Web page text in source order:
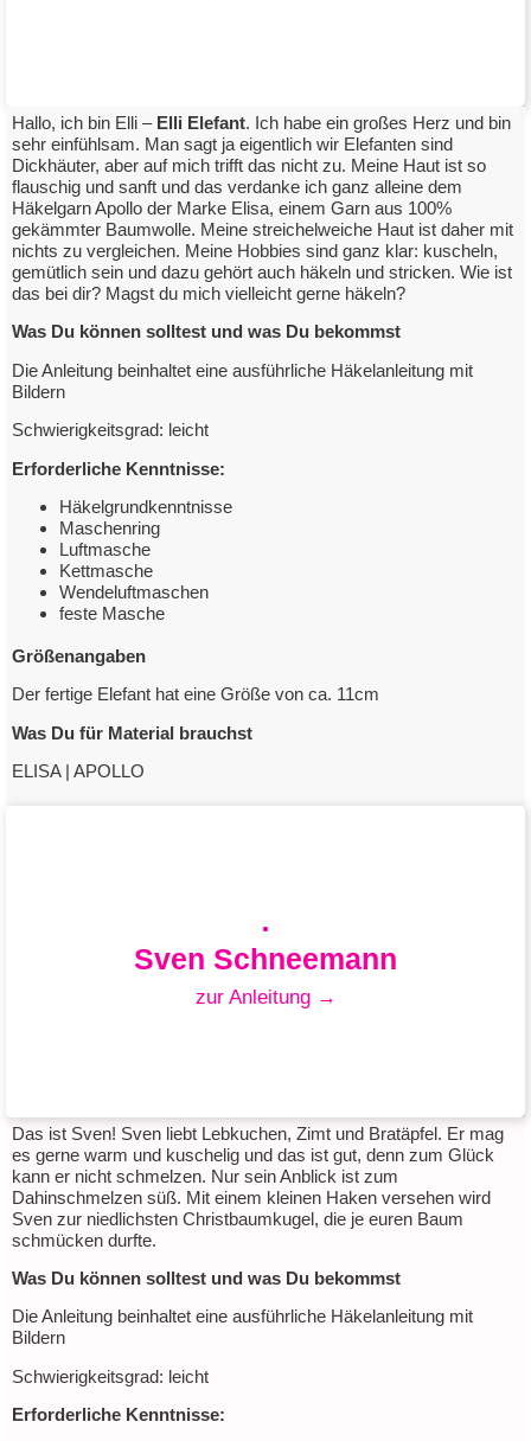
Elli Elefant
mit Elisa Apollo
Hallo, ich bin Elli – Elli Elefant. Ich habe ein großes Herz und bin
sehr einfühlsam. Man sagt ja eigentlich wir Elefanten sind
Dickhäuter, aber auf mich trifft das nicht zu. Meine Haut ist so
flauschig und sanft und das verdanke ich ganz alleine dem
Häkelgarn Apollo der Marke Elisa, einem Garn aus 100%
gekämmter Baumwolle. Meine streichelweiche Haut ist daher mit
nichts zu vergleichen. Meine Hobbies sind ganz klar: kuscheln,
gemütlich sein und dazu gehört auch häkeln und stricken. Wie ist
das bei dir? Magst du mich vielleicht gerne häkeln?
Was Du können solltest und was Du bekommst
Die Anleitung beinhaltet eine ausführliche Häkelanleitung mit
Bildern
Schwierigkeitsgrad: leicht
Erforderliche Kenntnisse:
Häkelgrundkenntnisse
Maschenring
Luftmasche
Kettmasche
Wendeluftmaschen
feste Masche
Größenangaben
Der fertige Elefant hat eine Größe von ca. 11cm
Was Du für Material brauchst
ELISA | APOLLO
Sven Schneemann
zur Anleitung →
Sven Schneemann
zum Downloadlink
Das ist Sven! Sven liebt Lebkuchen, Zimt und Bratäpfel. Er mag
es gerne warm und kuschelig und das ist gut, denn zum Glück
kann er nicht schmelzen. Nur sein Anblick ist zum
Dahinschmelzen süß. Mit einem kleinen Haken versehen wird
Sven zur niedlichsten Christbaumkugel, die je euren Baum
schmücken durfte.
Was Du können solltest und was Du bekommst
Die Anleitung beinhaltet eine ausführliche Häkelanleitung mit
Bildern
Schwierigkeitsgrad: leicht
Erforderliche Kenntnisse: